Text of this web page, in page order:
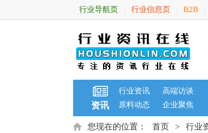
行业导航页 行业信息页 B2B
资讯
行业资讯
高端访谈
原料动态
企业聚焦
您现在的位置： 首页 > 行业